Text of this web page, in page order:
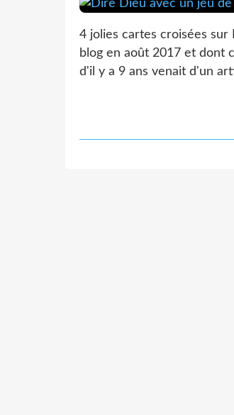
4 jolies cartes croisées
blog en août 2017 et dont
d'il y a 9 ans venait d'un